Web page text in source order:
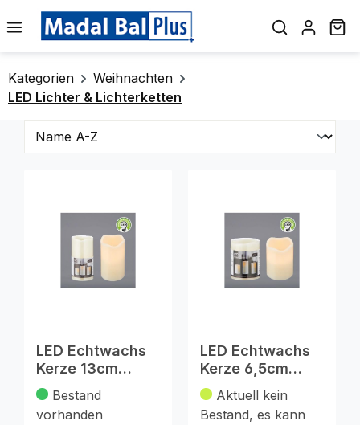
springen
Kategorien
Weihnachten
LED Lichter & Lichterketten
LED Echtwachs
Kerze 13cm
Elfenbein
flackernde LED
Bestand
vorhanden
LED Echtwachs
Kerze 6,5cm
Elfenbein
Aktuell kein
Bestand, es kann